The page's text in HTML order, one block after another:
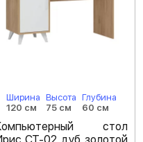
Ширина
120 см
Высота
75 см
Глубина
60 см
стол